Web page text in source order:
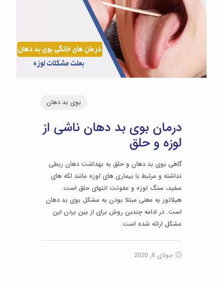
بوی بد دهان
درمان بوی بد دهان ناشی از
لوزه و حلق
گاهی بوی بد دهان و حلق به بهداشت دهان ربطی
نداشته و مرتبط با بیماری های لوزه مانند لکه های
سفید، سنگ لوزه و عفونت انتهای حلق است.
هیلاتوز به معنی مبتلا بودن به مشکل بوی بد دهان
است. در ادامه چندین روش برای از بین بردن این
مشکل ارائه شده است.
جولای 8, 2020